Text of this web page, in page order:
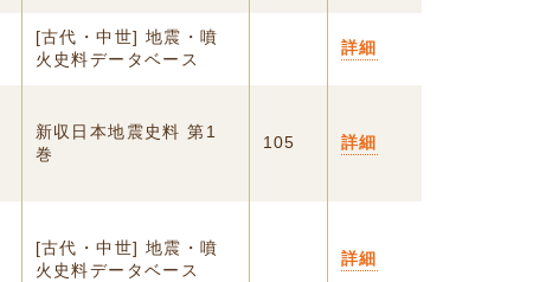
[古代・中世] 地震・噴
火史料データベース
詳細
新収日本地震史料 第1
巻
105 詳細
[古代・中世] 地震・噴
火史料データベース
詳細